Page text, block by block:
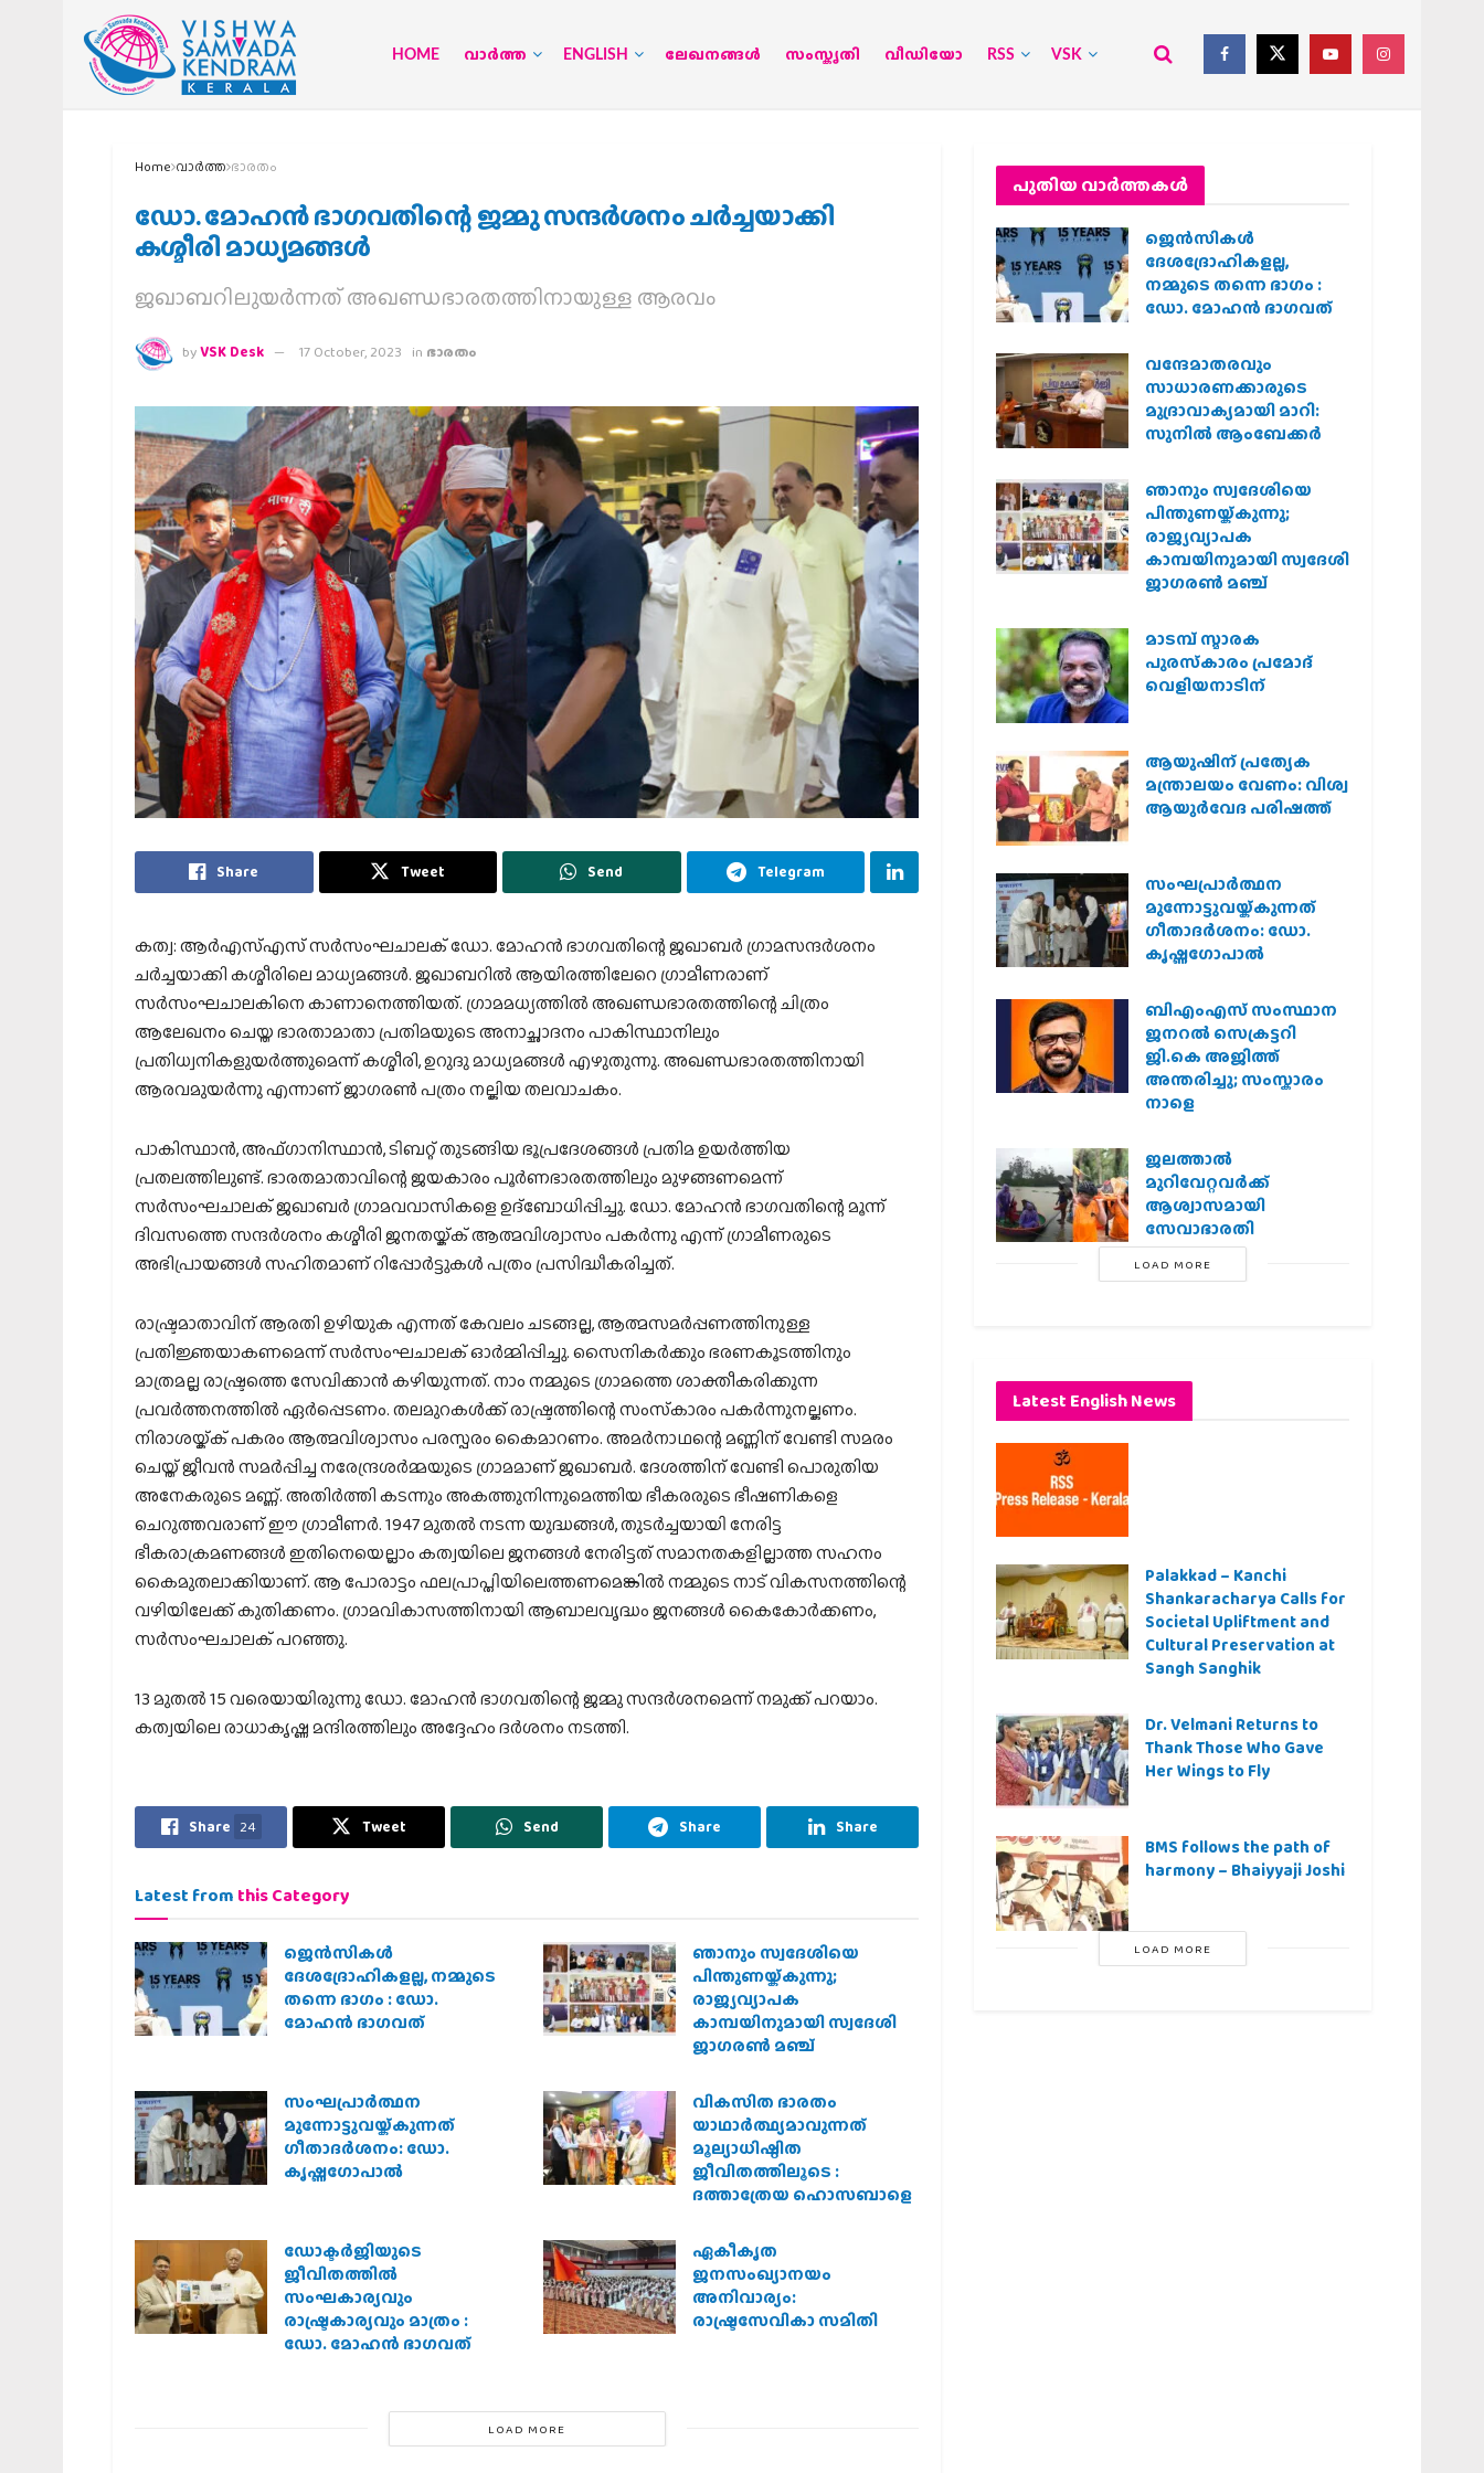
HOME വാര്‍ത്ത ENGLISH ലേഖനങ്ങള്‍ സംസ്കൃതി വീഡിയോ RSS VSK
Home വാര്‍ത്ത ഭാരതം
ഡോ. മോഹന്‍ ഭാഗവതിന്റെ ജമ്മു സന്ദര്‍ശനം ചര്‍ച്ചയാക്കി
കശ്മീരി മാധ്യമങ്ങള്‍
ജഖാബറിലുയര്‍ന്നത് അഖണ്ഡഭാരതത്തിനായുള്ള ആരവം
byVSK Desk 17 October, 2023 in ഭാരതം
Share Tweet Send Telegram
കത്വ: ആര്‍എസ്എസ് സര്‍സംഘചാലക് ഡോ. മോഹന്‍ ഭാഗവതിന്റെ ജഖാബര്‍ ഗ്രാമസന്ദര്‍ശനം
ചര്‍ച്ചയാക്കി കശ്മീരിലെ മാധ്യമങ്ങള്‍. ജഖാബറില്‍ ആയിരത്തിലേറെ ഗ്രാമീണരാണ്
സര്‍സംഘചാലകിനെ കാണാനെത്തിയത്. ഗ്രാമമധ്യത്തില്‍ അഖണ്ഡഭാരതത്തിന്റെ ചിത്രം
ആലേഖനം ചെയ്ത ഭാരതാമാതാ പ്രതിമയുടെ അനാച്ഛാദനം പാകിസ്ഥാനിലും
പ്രതിധ്വനികളുയര്‍ത്തുമെന്ന് കശ്മീരി, ഉറുദു മാധ്യമങ്ങള്‍ എഴുതുന്നു. അഖണ്ഡഭാരതത്തിനായി
ആരവമുയര്‍ന്നു എന്നാണ് ജാഗരണ്‍ പത്രം നല്കിയ തലവാചകം.
പാകിസ്ഥാന്‍, അഫ്ഗാനിസ്ഥാന്‍, ടിബറ്റ് തുടങ്ങിയ ഭൂപ്രദേശങ്ങള്‍ പ്രതിമ ഉയര്‍ത്തിയ
പ്രതലത്തിലുണ്ട്. ഭാരതമാതാവിന്റെ ജയകാരം പൂര്‍ണഭാരതത്തിലും മുഴങ്ങണമെന്ന്
സര്‍സംഘചാലക് ജഖാബര്‍ ഗ്രാമവവാസികളെ ഉദ്‌ബോധിപ്പിച്ചു. ഡോ. മോഹന്‍ ഭാഗവതിന്റെ മൂന്ന്
ദിവസത്തെ സന്ദര്‍ശനം കശ്മീരി ജനതയ്ക്ക് ആത്മവിശ്വാസം പകര്‍ന്നു എന്ന് ഗ്രാമീണരുടെ
അഭിപ്രായങ്ങള്‍ സഹിതമാണ് റിപ്പോര്‍ട്ടുകള്‍ പത്രം പ്രസിദ്ധീകരിച്ചത്.
രാഷ്ട്രമാതാവിന് ആരതി ഉഴിയുക എന്നത് കേവലം ചടങ്ങല്ല, ആത്മസമര്‍പ്പണത്തിനുള്ള
പ്രതിജ്ഞയാകണമെന്ന് സര്‍സംഘചാലക് ഓര്‍മ്മിപ്പിച്ചു. സൈനികര്‍ക്കും ഭരണകൂടത്തിനും
മാത്രമല്ല രാഷ്ട്രത്തെ സേവിക്കാന്‍ കഴിയുന്നത്. നാം നമ്മുടെ ഗ്രാമത്തെ ശാക്തീകരിക്കുന്ന
പ്രവര്‍ത്തനത്തില്‍ ഏര്‍പ്പെടണം. തലമുറകള്‍ക്ക് രാഷ്ട്രത്തിന്റെ സംസ്‌കാരം പകര്‍ന്നുനല്കണം.
നിരാശയ്ക്ക് പകരം ആത്മവിശ്വാസം പരസ്പരം കൈമാറണം. അമര്‍നാഥന്റെ മണ്ണിന് വേണ്ടി സമരം
ചെയ്ത് ജീവന്‍ സമര്‍പ്പിച്ച നരേന്ദ്രശര്‍മ്മയുടെ ഗ്രാമമാണ് ജഖാബര്‍. ദേശത്തിന് വേണ്ടി പൊരുതിയ
അനേകരുടെ മണ്ണ്. അതിര്‍ത്തി കടന്നും അകത്തുനിന്നുമെത്തിയ ഭീകരരുടെ ഭീഷണികളെ
ചെറുത്തവരാണ് ഈ ഗ്രാമീണര്‍. 1947 മുതല്‍ നടന്ന യുദ്ധങ്ങള്‍, തുടര്‍ച്ചയായി നേരിട്ട
ഭീകരാക്രമണങ്ങള്‍ ഇതിനെയെല്ലാം കത്വയിലെ ജനങ്ങള്‍ നേരിട്ടത് സമാനതകളില്ലാത്ത സഹനം
കൈമുതലാക്കിയാണ്. ആ പോരാട്ടം ഫലപ്രാപ്തിയിലെത്തണമെങ്കില്‍ നമ്മുടെ നാട് വികസനത്തിന്റെ
വഴിയിലേക്ക് കുതിക്കണം. ഗ്രാമവികാസത്തിനായി ആബാലവൃദ്ധം ജനങ്ങള്‍ കൈകോര്‍ക്കണം,
സര്‍സംഘചാലക് പറഞ്ഞു.
13 മുതല്‍ 15 വരെയായിരുന്നു ഡോ. മോഹന്‍ ഭാഗവതിന്റെ ജമ്മു സന്ദര്‍ശനമെന്ന് നമുക്ക് പറയാം.
കത്വയിലെ രാധാകൃഷ്ണ മന്ദിരത്തിലും അദ്ദേഹം ദര്‍ശനം നടത്തി.
Share 24 Tweet Send Share Share
Latest from this Category
ജെന്‍സികള്‍
ദേശദ്രോഹികളല്ല, നമ്മുടെ
തന്നെ ഭാഗം : ഡോ.
മോഹന്‍ ഭാഗവത്
ഞാനും സ്വദേശിയെ
പിന്തുണയ്ക്കുന്നു;
രാജ്യവ്യാപക
കാമ്പയിനുമായി സ്വദേശി
ജാഗരണ്‍ മഞ്ച്
സംഘപ്രാര്‍ത്ഥന
മുന്നോട്ടുവയ്ക്കുന്നത്
ഗീതാദര്‍ശനം: ഡോ.
കൃഷ്ണഗോപാല്‍
വികസിത ഭാരതം
യാഥാർത്ഥ്യമാവുന്നത്
മൂല്യാധിഷ്ഠിത
ജീവിതത്തിലൂടെ :
ദത്താത്രേയ ഹൊസബാളെ
ഡോക്ടർജിയുടെ
ജീവിതത്തിൽ
സംഘകാര്യവും
രാഷ്ട്രകാര്യവും മാത്രം :
ഡോ. മോഹൻ ഭാഗവത്
ഏകീകൃത
ജനസംഖ്യാനയം
അനിവാര്യം:
രാഷ്ട്രസേവികാ സമിതി
LOAD MORE
പുതിയ വാര്‍ത്തകള്‍
ജെന്‍സികള്‍
ദേശദ്രോഹികളല്ല,
നമ്മുടെ തന്നെ ഭാഗം :
ഡോ. മോഹന്‍ ഭാഗവത്
വന്ദേമാതരവും
സാധാരണക്കാരുടെ
മുദ്രാവാക്യമായി മാറി:
സുനിൽ ആംബേക്കർ
ഞാനും സ്വദേശിയെ
പിന്തുണയ്ക്കുന്നു;
രാജ്യവ്യാപക
കാമ്പയിനുമായി സ്വദേശി
ജാഗരണ്‍ മഞ്ച്
മാടമ്പ് സ്മാരക
പുരസ്‌കാരം പ്രമോദ്
വെളിയനാടിന്
ആയുഷിന് പ്രത്യേക
മന്ത്രാലയം വേണം: വിശ്വ
ആയുര്‍വേദ പരിഷത്ത്
സംഘപ്രാര്‍ത്ഥന
മുന്നോട്ടുവയ്ക്കുന്നത്
ഗീതാദര്‍ശനം: ഡോ.
കൃഷ്ണഗോപാല്‍
ബിഎംഎസ് സംസ്ഥാന
ജനറൽ സെക്രട്ടറി
ജി.കെ അജിത്ത്
അന്തരിച്ചു; സംസ്കാരം
നാളെ
ജലത്താല്‍
മുറിവേറ്റവര്‍ക്ക്
ആശ്വാസമായി
സേവാഭാരതി
LOAD MORE
Latest English News
Palakkad – Kanchi
Shankaracharya Calls for
Societal Upliftment and
Cultural Preservation at
Sangh Sanghik
Dr. Velmani Returns to
Thank Those Who Gave
Her Wings to Fly
BMS follows the path of
harmony – Bhaiyyaji Joshi
LOAD MORE